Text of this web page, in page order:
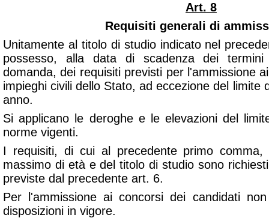
Art. 8
Requisiti generali di
Unitamente al titolo di studio indicato nel
possesso, alla data di scadenza dei termini
domanda, dei requisiti previsti per l'ammissione
impieghi civili dello Stato, ad eccezione del limite
anno.
Si applicano le deroghe e le elevazioni del
norme vigenti.
I requisiti, di cui al precedente primo comma,
massimo di età e del titolo di studio sono
previste dal precedente art. 6.
Per l'ammissione ai concorsi dei candidati
disposizioni in vigore.